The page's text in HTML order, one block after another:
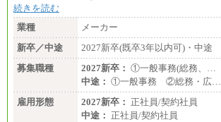
続きを読む
業種
メーカー
新卒／中途
2027新卒(既卒3年以内可)・中途
募集職種
2027新卒： ①一般事務(総務、…
中途： ①一般事務 ②総務・広…
雇用形態
2027新卒： 正社員/契約社員
中途： 正社員/契約社員